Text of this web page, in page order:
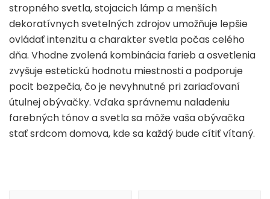
stropného svetla, stojacich lámp a menších
dekoratívnych svetelných zdrojov umožňuje lepšie
ovládať intenzitu a charakter svetla počas celého
dňa. Vhodne zvolená kombinácia farieb a osvetlenia
zvyšuje estetickú hodnotu miestnosti a podporuje
pocit bezpečia, čo je nevyhnutné pri zariaďovaní
útulnej obývačky. Vďaka správnemu naladeniu
farebných tónov a svetla sa môže vaša obývačka
stať srdcom domova, kde sa každý bude cítiť vítaný.